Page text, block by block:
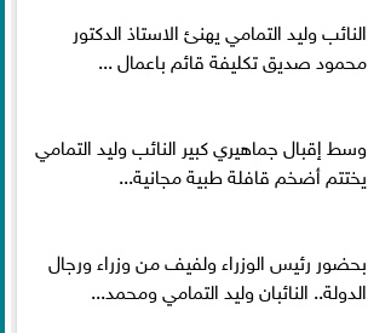
النائب وليد التمامي يهنئ الاستاذ الدكتور
محمود صديق تكليفة قائم باعمال ...
وسط إقبال جماهيري كبير النائب وليد التمامي
يختتم أضخم قافلة طبية مجانية...
بحضور رئيس الوزراء ولفيف من وزراء ورجال
الدولة.. النائبان وليد التمامي ومحمد...